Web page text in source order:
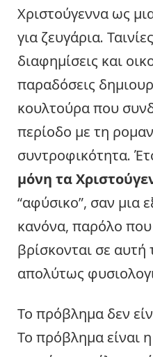
Χριστούγεννα ως
για ζευγάρια.
διαφημίσεις και
παραδόσεις
κουλτούρα που
περίοδο με τη
συντροφικότητα.
μόνη τα
“αφύσικο”, σαν μια
κανόνα, παρόλο που
βρίσκονται σε αυτή
απολύτως
Το πρόβλημα δεν
Το πρόβλημα είναι